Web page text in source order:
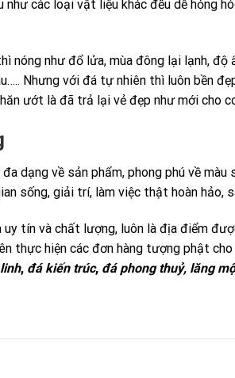
như các loại vật liệu khác đều dễ
như đổ lửa, mùa đông lại lạnh,
Nhưng với đá tự nhiên thì luôn bền
ướt là đã trả lại vẻ đẹp như mới cho
dạng về sản phẩm, phong phú về
sống, giải trí, làm việc thật hoàn
tín và chất lượng, luôn là địa điểm
thực hiện các đơn hàng tượng phật
, đá kiến trúc, đá phong thuỷ, lăng